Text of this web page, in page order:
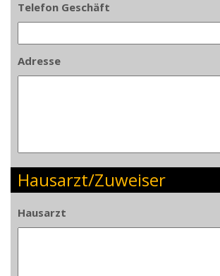
Telefon Geschäft
Adresse
Hausarzt/Zuweiser
Hausarzt